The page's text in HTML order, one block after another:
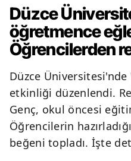
Düzce
öğretmence
Öğrencilerden
Düzce
etkinliği düzenlendi.
Genç, okul öncesi
Öğrencilerin
beğeni topladı. İşte